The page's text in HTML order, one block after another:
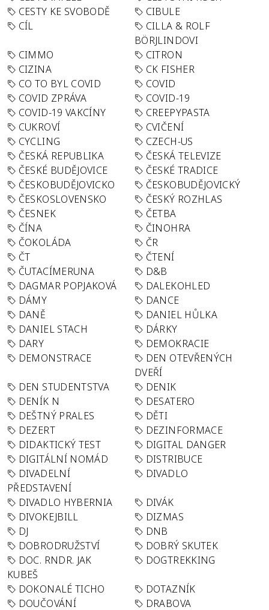
CESTY KE SVOBODĚ
CIBULE
CÍL
CILLA & ROLF
BÖRJLINDOVI
CIMMO
CITRON
CIZINA
CK FISHER
CO TO BYL COVID
COVID
COVID ZPRÁVA
COVID-19
COVID-19 VAKCÍNY
CREEPYPASTA
CUKROVÍ
CVIČENÍ
CYCLING
CZECH-US
ČESKÁ REPUBLIKA
ČESKÁ TELEVIZE
ČESKÉ BUDĚJOVICE
ČESKÉ TRADICE
ČESKOBUDĚJOVICKO
ČESKOBUDĚJOVICKÝ
ČESKOSLOVENSKO
ČESKÝ ROZHLAS
ČESNEK
ČETBA
ČÍNA
ČINOHRA
ČOKOLÁDA
ČR
ČT
ČTENÍ
ČUTACÍMERUNA
D&B
DAGMAR POPJAKOVÁ
DALEKOHLED
DÁMY
DANCE
DANĚ
DANIEL HŮLKA
DANIEL STACH
DÁRKY
DARY
DEMOKRACIE
DEMONSTRACE
DEN OTEVŘENÝCH
DVEŘÍ
DEN STUDENTSTVA
DENIK
DENÍK N
DESATERO
DEŠTNÝ PRALES
DĚTI
DEZERT
DEZINFORMACE
DIDAKTICKÝ TEST
DIGITAL DANGER
DIGITÁLNÍ NOMÁD
DISTRIBUCE
DIVADELNÍ
PŘEDSTAVENÍ
DIVADLO
DIVADLO HYBERNIA
DIVÁK
DIVOKEJBILL
DIZMAS
DJ
DNB
DOBRODRUŽSTVÍ
DOBRÝ SKUTEK
DOC. RNDR. JAK
KUBEŠ
DOGTREKKING
DOKONALÉ TICHO
DOTAZNÍK
DOUČOVÁNÍ
DRABOVA